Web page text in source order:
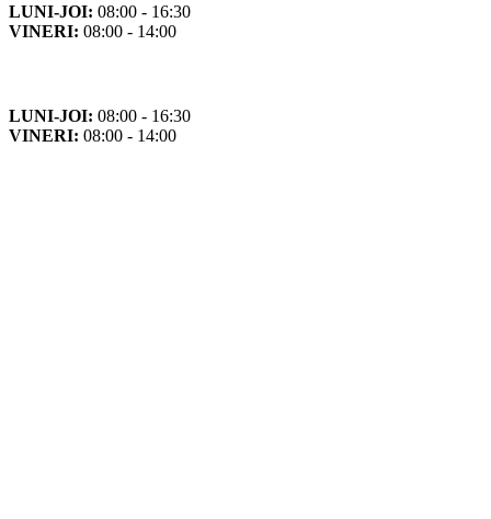
LUNI-JOI: 08:00 - 16:30
VINERI: 08:00 - 14:00
LUNI-JOI: 08:00 - 16:30
VINERI: 08:00 - 14:00